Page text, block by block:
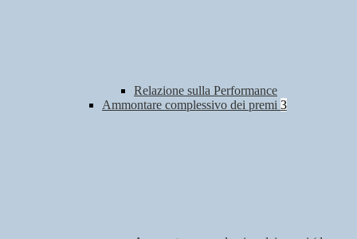
Relazione sulla Performance
Ammontare complessivo dei premi 3